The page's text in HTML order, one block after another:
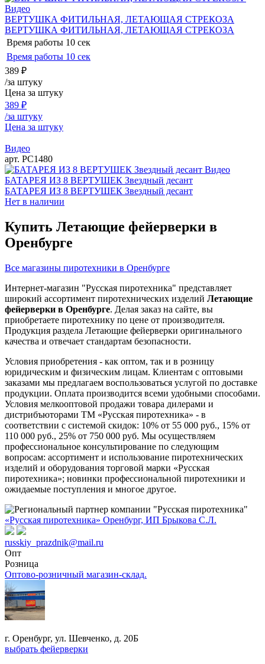
Видео
ВЕРТУШКА ФИТИЛЬНАЯ, ЛЕТАЮЩАЯ СТРЕКОЗА
ВЕРТУШКА ФИТИЛЬНАЯ, ЛЕТАЮЩАЯ СТРЕКОЗА
Время работы 10 сек
Время работы 10 сек
389 ₽
/за штуку
Цена за штуку
389 ₽
/за штуку
Цена за штуку
Видео
арт. РС1480
Видео
БАТАРЕЯ ИЗ 8 ВЕРТУШЕК Звездный десант
БАТАРЕЯ ИЗ 8 ВЕРТУШЕК Звездный десант
Нет в наличии
Купить Летающие фейерверки в
Оренбурге
Все магазины пиротехники в Оренбурге
Интернет-магазин "Русская пиротехника" представляет
широкий ассортимент пиротехнических изделий Летающие
фейерверки в Оренбурге. Делая заказ на сайте, вы
приобретаете пиротехнику по цене от производителя.
Продукция раздела Летающие фейерверки оригинального
качества и отвечает стандартам безопасности.
Условия приобретения - как оптом, так и в розницу
юридическим и физическим лицам. Клиентам с оптовыми
заказами мы предлагаем воспользоваться услугой по доставке
продукции. Оплата производится всеми удобными способами.
Условия мелкооптовой продажи товара дилерами и
дистрибъюторами ТМ «Русская пиротехника» - в
соответствии с системой скидок: 10% от 55 000 руб., 15% от
110 000 руб., 25% от 750 000 руб. Мы осуществляем
профессиональное консультирование по следующим
вопросам: ассортимент и использование пиротехнических
изделий и оборудования торговой марки «Русская
пиротехника»; новинки профессиональной пиротехники и
ожидаемые поступления и многое другое.
«Русская пиротехника» Оренбург, ИП Брыкова С.Л.
russkiy_prazdnik@mail.ru
Опт
Розница
Оптово-розничный магазин-склад.
г. Оренбург, ул. Шевченко, д. 20Б
выбрать фейерверки